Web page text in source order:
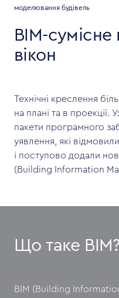
моделювання будівель
BIM-сумісне
вікон
Технічні креслення
на плані та в проекції.
пакети програмного
уявлення, які
і поступово додали
(Building Information
Що таке BIM?
BIM (Building